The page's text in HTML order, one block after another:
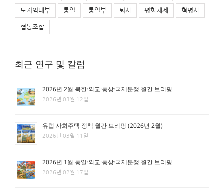
토지임대부 통일 통일부 퇴사 평화체제 혁명사
협동조합
최근 연구 및 칼럼
2026년 2월 북한·외교·통상·국제분쟁 월간 브리핑
2026년 03월 12일
유럽 사회주택 정책 월간 브리핑 (2026년 2월)
2026년 03월 11일
2026년 1월 통일·외교·통상·국제분쟁 월간 브리핑
2026년 02월 17일